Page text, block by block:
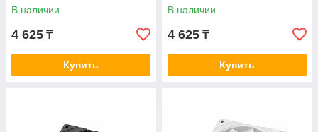
В наличии
4 625 ₸
Купить
В наличии
4 625 ₸
Купить